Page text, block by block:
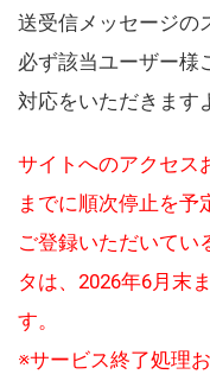
送受信メッセージの
必ず該当ユーザー様
対応をいただきます
サイトへのアクセス
までに順次停止を予
ご登録いただいてい
タは、2026年6月末
す。
※サービス終了処理